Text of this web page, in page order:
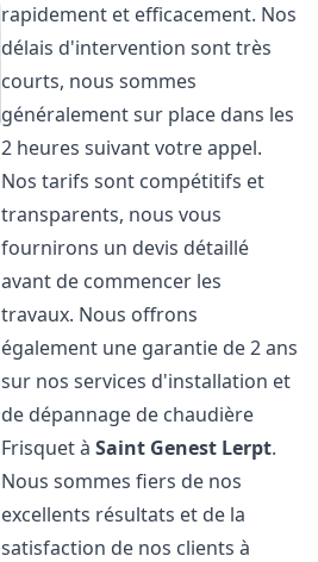
rapidement et efficacement. Nos
délais d'intervention sont très
courts, nous sommes
généralement sur place dans les
2 heures suivant votre appel.
Nos tarifs sont compétitifs et
transparents, nous vous
fournirons un devis détaillé
avant de commencer les
travaux. Nous offrons
également une garantie de 2 ans
sur nos services d'installation et
de dépannage de chaudière
Frisquet àSaint Genest Lerpt.
Nous sommes fiers de nos
excellents résultats et de la
satisfaction de nos clients à